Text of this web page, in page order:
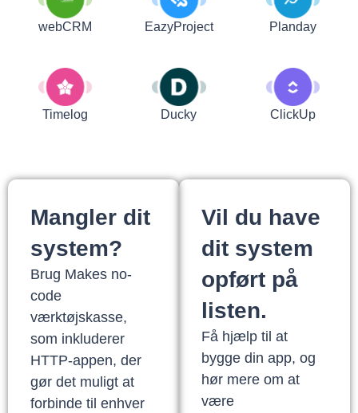
webCRM EazyProject Planday
Timelog Ducky ClickUp
Mangler dit
system?
Brug Makes no-
code
værktøjskasse,
som inkluderer
HTTP-appen, der
gør det muligt at
forbinde til enhver
Vil du have
dit system
opført på
listen.
Få hjælp til at
bygge din app, og
hør mere om at
være